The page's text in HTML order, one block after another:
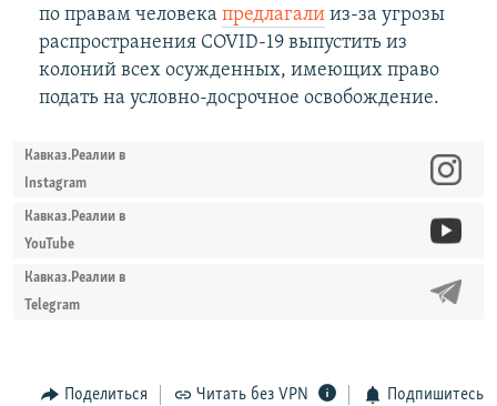
по правам человека предлагалииз-за угрозы
распространения COVID-19 выпустить из
колоний всех осужденных, имеющих право
подать на условно-досрочное освобождение.
Кавказ.Реалии в
Instagram
Кавказ.Реалии в
YouTube
Кавказ.Реалии в
Telegram
Поделиться Читать без VPN Подпишитесь